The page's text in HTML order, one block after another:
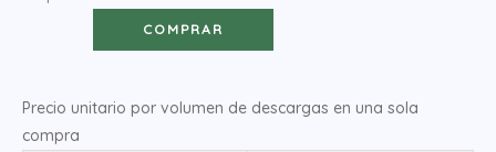
COMPRAR
Precio unitario por volumen de descargas en una sola
compra